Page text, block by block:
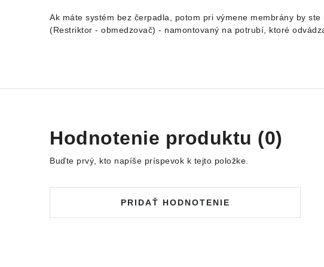
Ak máte systém bez čerpadla, potom pri výmene membrány by
(Restriktor - obmedzovač) - namontovaný na potrubí, ktoré
Hodnotenie produktu (0)
Buďte prvý, kto napíše príspevok k tejto položke.
PRIDAŤ HODNOTENIE